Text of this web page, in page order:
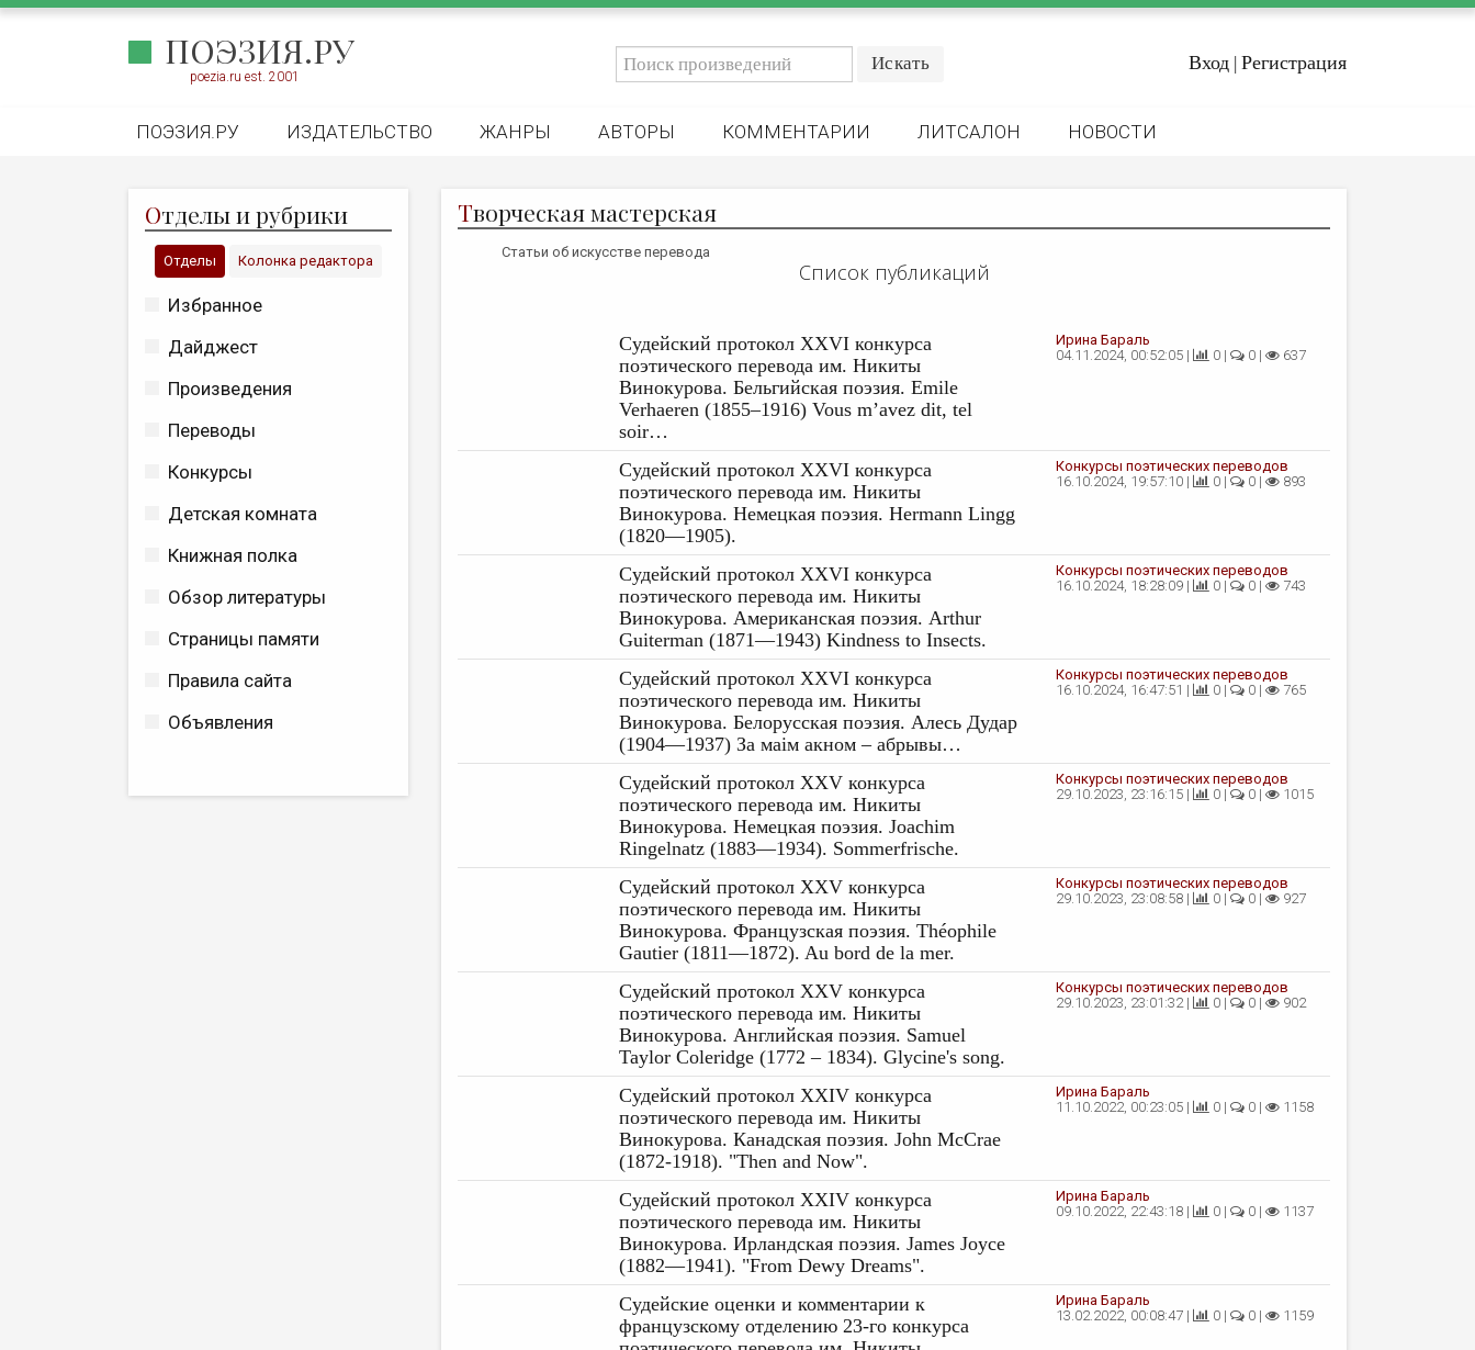
ПОЭЗИЯ.РУ
poezia.ru est. 2001
Вход | Регистрация
ПОЭЗИЯ.РУ ИЗДАТЕЛЬСТВО ЖАНРЫ АВТОРЫ КОММЕНТАРИИ ЛИТСАЛОН НОВОСТИ
Отделы и рубрики
Отделы Колонка редактора
Избранное
Дайджест
Произведения
Переводы
Конкурсы
Детская комната
Книжная полка
Обзор литературы
Страницы памяти
Правила сайта
Объявления
Творческая мастерская
Статьи об искусстве перевода
Список публикаций
Судейский протокол XXVI конкурса
поэтического перевода им. Никиты
Винокурова. Бельгийская поэзия. Emile
Verhaeren (1855–1916) Vous m’avez dit, tel
soir…
Ирина Бараль
04.11.2024, 00:52:05 |
0 | 0 | 637
Судейский протокол XXVI конкурса
поэтического перевода им. Никиты
Винокурова. Немецкая поэзия. Hermann Lingg
(1820—1905).
Конкурсы поэтических переводов
16.10.2024, 19:57:10 |
0 | 0 | 893
Судейский протокол XXVI конкурса
поэтического перевода им. Никиты
Винокурова. Американская поэзия. Arthur
Guiterman (1871—1943) Kindness to Insects.
Конкурсы поэтических переводов
16.10.2024, 18:28:09 |
0 | 0 | 743
Судейский протокол XXVI конкурса
поэтического перевода им. Никиты
Винокурова. Белорусская поэзия. Алесь Дудар
(1904—1937) За маім акном – абрывы…
Конкурсы поэтических переводов
16.10.2024, 16:47:51 |
0 | 0 | 765
Судейский протокол XXV конкурса
поэтического перевода им. Никиты
Винокурова. Немецкая поэзия. Joachim
Ringelnatz (1883—1934). Sommerfrische.
Конкурсы поэтических переводов
29.10.2023, 23:16:15 |
0 | 0 | 1015
Судейский протокол XXV конкурса
поэтического перевода им. Никиты
Винокурова. Французская поэзия. Théophile
Gautier (1811—1872). Au bord de la mer.
Конкурсы поэтических переводов
29.10.2023, 23:08:58 |
0 | 0 | 927
Судейский протокол XXV конкурса
поэтического перевода им. Никиты
Винокурова. Английская поэзия. Samuel
Taylor Coleridge (1772 – 1834). Glycine's song.
Конкурсы поэтических переводов
29.10.2023, 23:01:32 |
0 | 0 | 902
Судейский протокол XXIV конкурса
поэтического перевода им. Никиты
Винокурова. Канадская поэзия. John McCrae
(1872-1918). "Then and Now".
Ирина Бараль
11.10.2022, 00:23:05 |
0 | 0 | 1158
Судейский протокол XXIV конкурса
поэтического перевода им. Никиты
Винокурова. Ирландская поэзия. James Joyce
(1882—1941). "From Dewy Dreams".
Ирина Бараль
09.10.2022, 22:43:18 |
0 | 0 | 1137
Судейские оценки и комментарии к
французскому отделению 23-го конкурса
Ирина Бараль
13.02.2022, 00:08:47 |
0 | 0 | 1159